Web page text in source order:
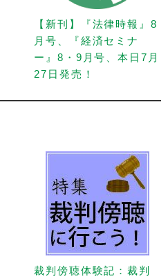
【新刊】『法律時報』8
月号、『経済セミナ
ー』8・9月号、本日7月
27日発売！
裁判傍聴体験記：裁判